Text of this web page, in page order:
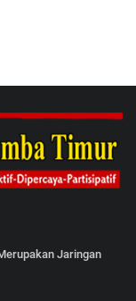
Jaringan